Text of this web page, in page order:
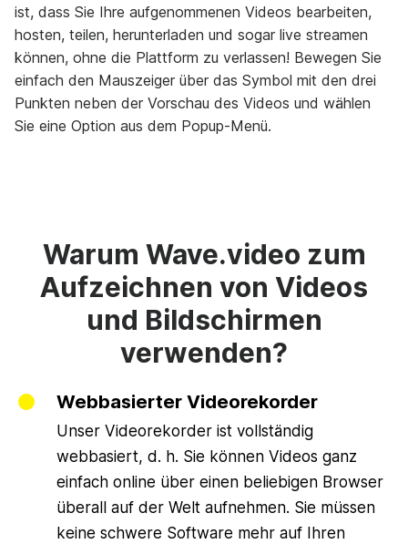
ist, dass Sie Ihre aufgenommenen Videos bearbeiten,
hosten, teilen, herunterladen und sogar live streamen
können, ohne die Plattform zu verlassen! Bewegen Sie
einfach den Mauszeiger über das Symbol mit den drei
Punkten neben der Vorschau des Videos und wählen
Sie eine Option aus dem Popup-Menü.
Warum Wave.video zum
Aufzeichnen von Videos
und Bildschirmen
verwenden?
Webbasierter Videorekorder
Unser Videorekorder ist vollständig
webbasiert, d. h. Sie können Videos ganz
einfach online über einen beliebigen Browser
überall auf der Welt aufnehmen. Sie müssen
keine schwere Software mehr auf Ihren